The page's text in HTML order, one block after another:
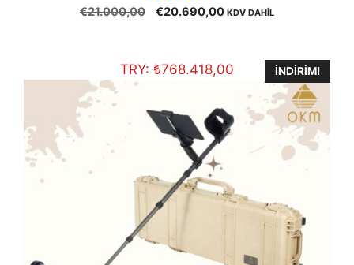
5.00
out of 5
€21.000,00
Orijinal
€20.690,00Şu
€20.690,00.
KDV DAHİL
TRY: ₺768.418,00 İNDIRIM!